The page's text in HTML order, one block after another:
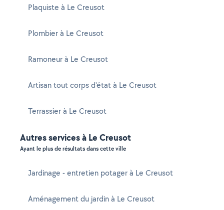
Plaquiste à Le Creusot
Plombier à Le Creusot
Ramoneur à Le Creusot
Artisan tout corps d'état à Le Creusot
Terrassier à Le Creusot
Autres services à Le Creusot
Ayant le plus de résultats dans cette ville
Jardinage - entretien potager à Le Creusot
Aménagement du jardin à Le Creusot